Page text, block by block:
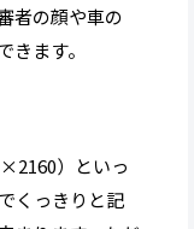
者の顔や車の
ます。
）といっ
くっきりと記